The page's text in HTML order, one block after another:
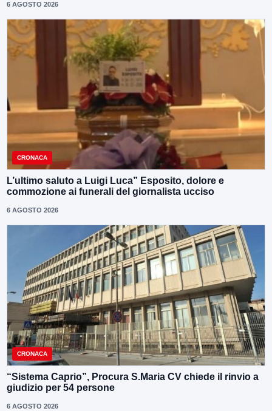
6 AGOSTO 2026
CRONACA
L’ultimo saluto a Luigi Luca” Esposito, dolore e
commozione ai funerali del giornalista ucciso
6 AGOSTO 2026
CRONACA
“Sistema Caprio”, Procura S.Maria CV chiede il rinvio a
giudizio per 54 persone
6 AGOSTO 2026